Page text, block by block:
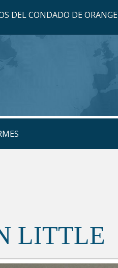
DEL CONDADO DE ORANGE
LITTLE